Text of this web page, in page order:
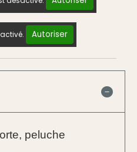
Autoriser
peluche